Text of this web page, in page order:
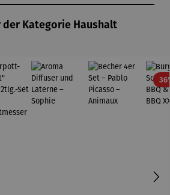
Kategorie Haushalt